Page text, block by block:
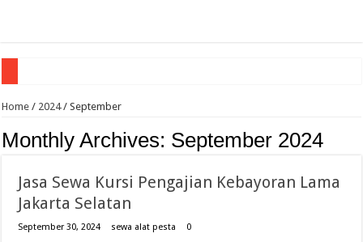
Teknologiset innovaatiot vedonlyönnissä miten ne muokkaavat pelikokemusta
Kuinka julkisuuden henkilöt voittavat uhkapeleissä
cw-check-https://test.com/
Sensible Medical insurance Preparations
Home / 2024 / September
Monthly Archives: September 2024
Jasa Sewa Kursi Pengajian Kebayoran Lama
Jakarta Selatan
September 30, 2024 sewa alat pesta 0